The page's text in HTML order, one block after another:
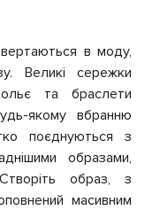
в моду,
Великі сережки
та браслети
якому вбранню
поєднуються з
образами,
образ, з
масивним